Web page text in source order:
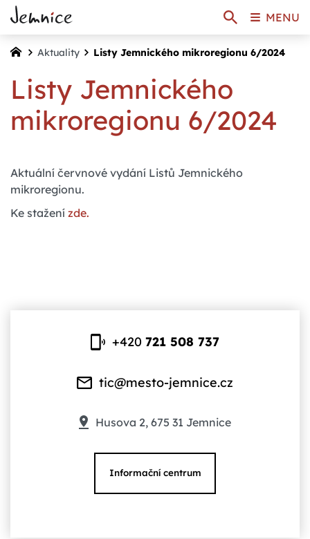
Aktuality Listy Jemnického mikroregionu 6/2024
Listy Jemnického
mikroregionu 6/2024
Aktuální červnové vydání Listů Jemnického
mikroregionu.
Ke stažení zde.
+420721 508 737
tic@mesto-jemnice.cz
Husova 2, 675 31 Jemnice
Informační centrum
MENU